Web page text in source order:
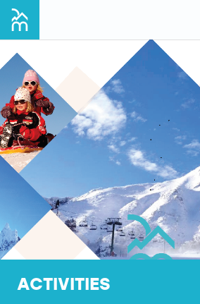
ACTIVITIES